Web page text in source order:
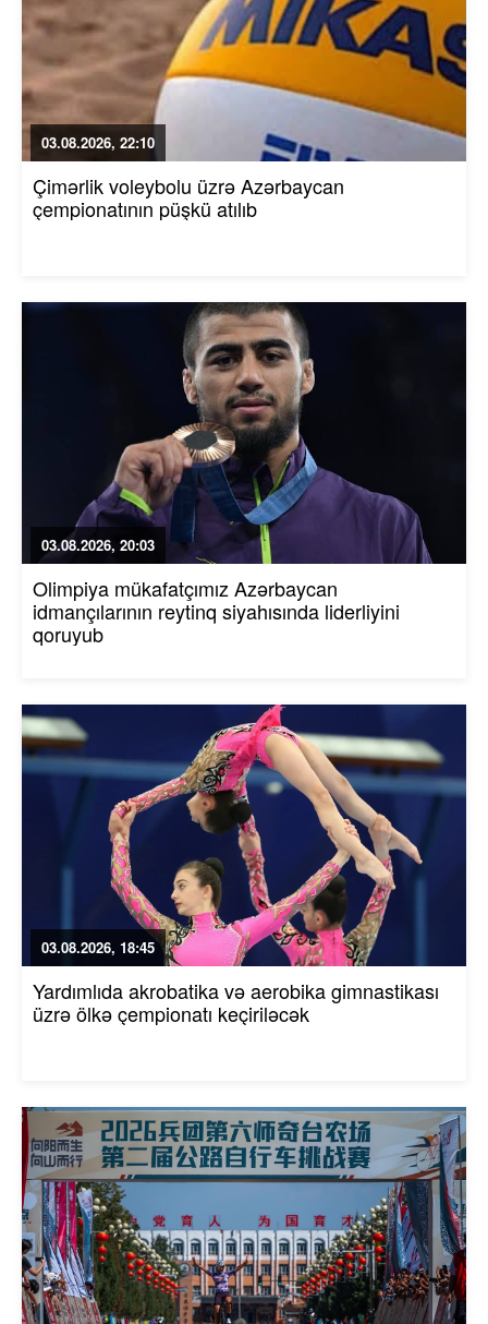
03.08.2026, 22:10
Çimərlik voleybolu üzrə Azərbaycan
çempionatının püşkü atılıb
03.08.2026, 20:03
Olimpiya mükafatçımız Azərbaycan
idmançılarının reytinq siyahısında liderliyini
qoruyub
03.08.2026, 18:45
Yardımlıda akrobatika və aerobika gimnastikası
üzrə ölkə çempionatı keçiriləcək